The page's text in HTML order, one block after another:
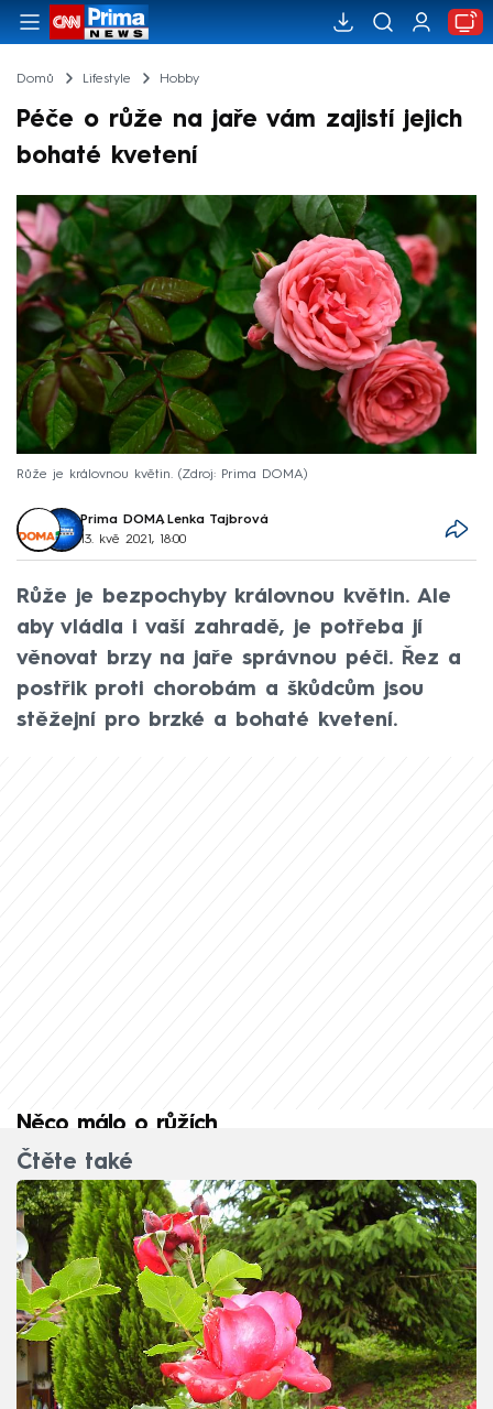
Domů Lifestyle Hobby
Péče o růže na jaře vám zajistí jejich
bohaté kvetení
Růže je královnou květin. Zdroj: Prima DOMA
Prima DOMA, Lenka Tajbrová
13. kvě 2021, 18:00
Růže je bezpochyby královnou květin. Ale
aby vládla i vaší zahradě, je potřeba jí
věnovat brzy na jaře správnou péči. Řez a
postřik proti chorobám a škůdcům jsou
stěžejní pro brzké a bohaté kvetení.
Něco málo o růžích
Čtěte také